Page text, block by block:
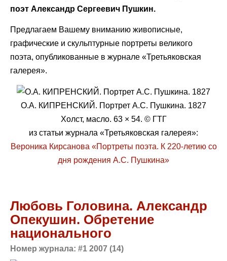
поэт Александр Сергеевич Пушкин.
Предлагаем Вашему вниманию живописные,
графические и скульптурные портреты великого
поэта, опубликованные в журнале «Третьяковская
галерея».
О.А. КИПРЕНСКИЙ. Портрет А.С. Пушкина. 1827
Холст, масло. 63 × 54. © ГТГ
из статьи журнала «Третьяковская галерея»:
Вероника Кирсанова «Портреты поэта. К 220-летию со
дня рождения А.С. Пушкина»
Любовь Головина. Александр
Опекушин. Обретение
национального
Номер журнала: #1 2007 (14)